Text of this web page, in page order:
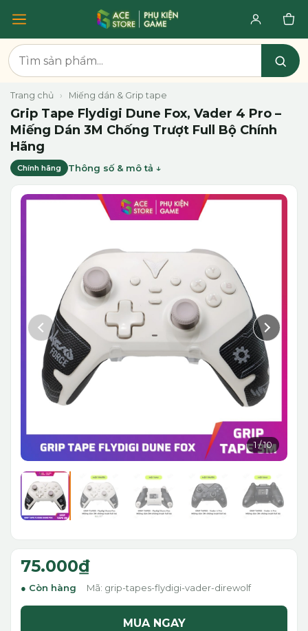
Trang chủ › Miếng dán & Grip tape
Grip Tape Flydigi Dune Fox, Vader 4 Pro –
Miếng Dán 3M Chống Trượt Full Bộ Chính
Hãng
Chính hãng Thông số & mô tả
1/10
75.000₫
Còn hàng Mã: grip-tapes-flydigi-vader-direwolf
MUA NGAY